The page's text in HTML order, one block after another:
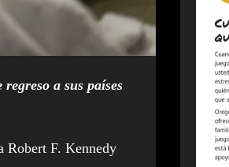
a sus países
Robert F. Kennedy